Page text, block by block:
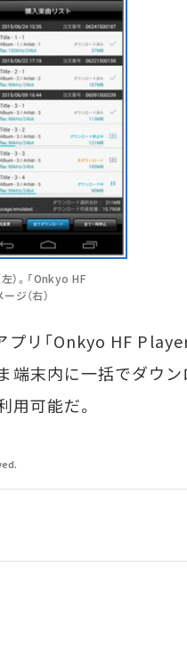
）。「Onkyo HF
ジ（右）
リ「Onkyo HF
端末内に一括でダウ
可能だ。